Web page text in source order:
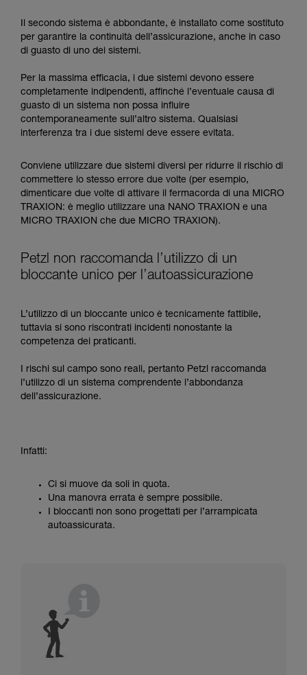
Il secondo sistema è abbondante, è installato come sostituto
per garantire la continuità dell’assicurazione, anche in caso
di guasto di uno dei sistemi.
Per la massima efficacia, i due sistemi devono essere
completamente indipendenti, affinché l’eventuale causa di
guasto di un sistema non possa influire
contemporaneamente sull’altro sistema. Qualsiasi
interferenza tra i due sistemi deve essere evitata.
Conviene utilizzare due sistemi diversi per ridurre il rischio di
commettere lo stesso errore due volte (per esempio,
dimenticare due volte di attivare il fermacorda di una MICRO
TRAXION: è meglio utilizzare una NANO TRAXION e una
MICRO TRAXION che due MICRO TRAXION).
Petzl non raccomanda l’utilizzo di un
bloccante unico per l’autoassicurazione
L’utilizzo di un bloccante unico è tecnicamente fattibile,
tuttavia si sono riscontrati incidenti nonostante la
competenza dei praticanti.
I rischi sul campo sono reali, pertanto Petzl raccomanda
l’utilizzo di un sistema comprendente l’abbondanza
dell’assicurazione.
Infatti:
Ci si muove da soli in quota.
Una manovra errata è sempre possibile.
I bloccanti non sono progettati per l’arrampicata
autoassicurata.